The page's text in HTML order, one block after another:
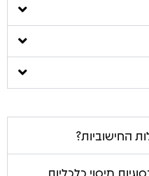
החישוביות?
מיסוי כלכליות